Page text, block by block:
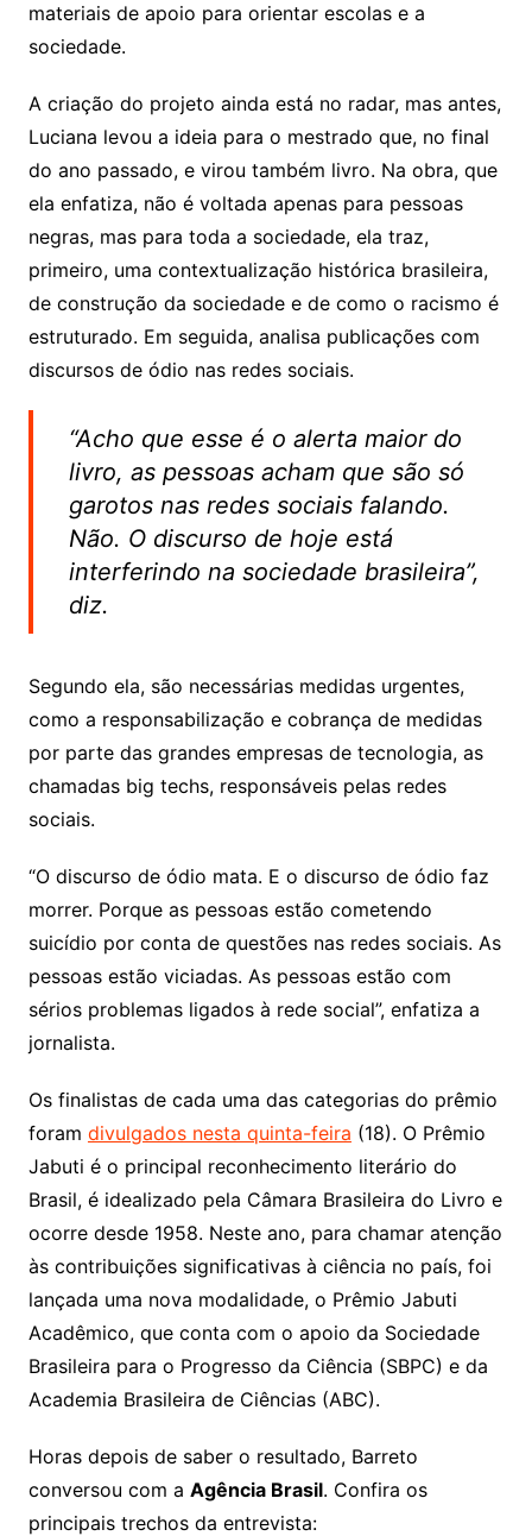
materiais de apoio para orientar escolas e a
sociedade.
A criação do projeto ainda está no radar, mas antes,
Luciana levou a ideia para o mestrado que, no final
do ano passado, e virou também livro. Na obra, que
ela enfatiza, não é voltada apenas para pessoas
negras, mas para toda a sociedade, ela traz,
primeiro, uma contextualização histórica brasileira,
de construção da sociedade e de como o racismo é
estruturado. Em seguida, analisa publicações com
discursos de ódio nas redes sociais.
“Acho que esse é o alerta maior do
livro, as pessoas acham que são só
garotos nas redes sociais falando.
Não. O discurso de hoje está
interferindo na sociedade brasileira”,
diz.
Segundo ela, são necessárias medidas urgentes,
como a responsabilização e cobrança de medidas
por parte das grandes empresas de tecnologia, as
chamadas big techs, responsáveis pelas redes
sociais.
“O discurso de ódio mata. E o discurso de ódio faz
morrer. Porque as pessoas estão cometendo
suicídio por conta de questões nas redes sociais. As
pessoas estão viciadas. As pessoas estão com
sérios problemas ligados à rede social”, enfatiza a
jornalista.
Os finalistas de cada uma das categorias do prêmio
foram divulgados nesta quinta-feira (18). O Prêmio
Jabuti é o principal reconhecimento literário do
Brasil, é idealizado pela Câmara Brasileira do Livro e
ocorre desde 1958. Neste ano, para chamar atenção
às contribuições significativas à ciência no país, foi
lançada uma nova modalidade, o Prêmio Jabuti
Acadêmico, que conta com o apoio da Sociedade
Brasileira para o Progresso da Ciência (SBPC) e da
Academia Brasileira de Ciências (ABC).
Horas depois de saber o resultado, Barreto
conversou com a Agência Brasil. Confira os
principais trechos da entrevista: